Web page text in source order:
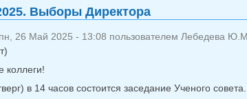
Выборы Директора
26 Май 2025 - 13:08 пользователем Лебедева
коллеги!
в 14 часов состоится заседание Ученого совета.